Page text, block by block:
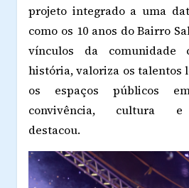
projeto integrado a uma
como os 10 anos do Bairro
vínculos da comunidade
história, valoriza os talentos
os espaços públicos
convivência, cultura e
destacou.